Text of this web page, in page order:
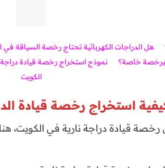
هل الدراجات الكهربائية تحتاج رخصة السياقة في
برخصة خاصة؟
نموذج استخراج رخصة قيادة دراجة
الكويت
استخراج رخصة قيادة
قيادة دراجة نارية في الكويت،